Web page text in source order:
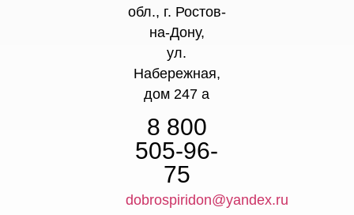
обл., г. Ростов-
на-Дону,
ул.
Набережная,
дом 247 а
8 800
505-96-
75
dobrospiridon@yandex.ru